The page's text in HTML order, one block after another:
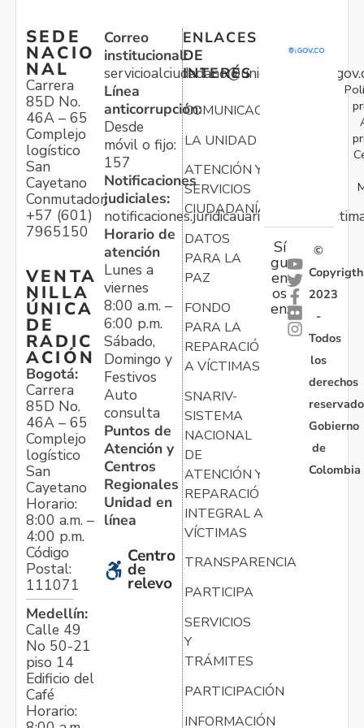
SEDE
NACIO
NAL
Carrera
85D No.
46A – 65
Complejo
logístico
San
Cayetano
Conmutador:
+57 (601)
7965150
VENTA
NILLA
ÚNICA
DE
RADIC
ACIÓN
Bogotá:
Carrera
85D No.
46A – 65
Complejo
logístico
San
Cayetano
Horario:
8:00 a.m. –
4:00 p.m.
Código
Postal:
111071
Medellín:
Calle 49
No 50-21
piso 14
Edificio del
Café
Horario:
Correo
institucional:
Línea
anticorrupción:
Desde
móvil o fijo:
157
Notificaciones
judiciales:
Horario de
atención
Lunes a
viernes
8:00 a.m. –
6:00 p.m.
Sábado,
Domingo y
Festivos
Auto
consulta
Puntos de
Atención y
Centros
Regionales
Unidad en
línea
Centro
de
relevo
ENLACES
DE
INTERÉS
COMUNICACIONES
LA UNIDAD
ATENCIÓN Y
SERVICIOS
CIUDADANÍA
DATOS
PARA LA
PAZ
FONDO
PARA LA
REPARACIÓN
A VÍCTIMAS
SNARIV-
SISTEMA
NACIONAL
DE
ATENCIÓN Y
REPARACIÓN
INTEGRAL A
VÍCTIMAS
TRANSPARENCIA
PARTICIPA
SERVICIOS
Y
TRÁMITES
PARTICIPACIÓN
INFORMACIÓN
Sí
gu
en
os
en:
©
Copyrigth
2023
-
Todos
los
derechos
Gobierno
de
Colombia